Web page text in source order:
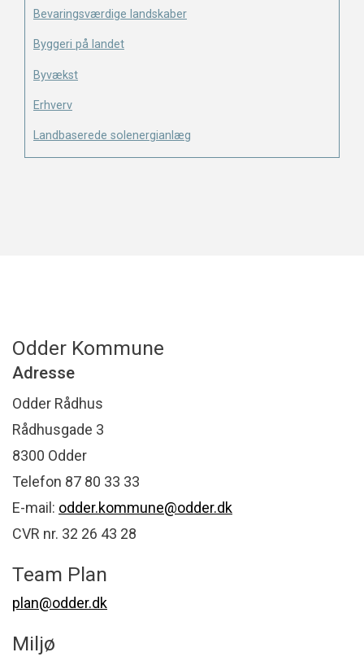
Bevaringsværdige landskaber
Byggeri på landet
Byvækst
Erhverv
Landbaserede solenergianlæg
Odder Kommune
Adresse
Odder Rådhus
Rådhusgade 3
8300 Odder
Telefon 87 80 33 33
E-mail: odder.kommune@odder.dk
CVR nr. 32 26 43 28
Team Plan
plan@odder.dk
Miljø